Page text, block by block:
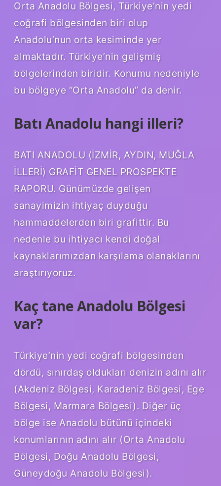
Orta Anadolu Bölgesi, Türkiye’nin yedi
coğrafi bölgesinden biri olup
Anadolu’nun orta kesiminde yer
almaktadır. Türkiye’nin gelişmiş
bölgelerinden biridir. Konumu nedeniyle
bu bölgeye “Orta Anadolu” da denir.
Batı Anadolu hangi illeri?
BATI ANADOLU (İZMİR, AYDIN, MUĞLA
İLLERİ) GRAFİT GENEL PROSPEKTE
RAPORU. Günümüzde gelişen
sanayimizin ihtiyaç duyduğu
hammaddelerden biri grafittir. Bu
nedenle bu ihtiyacı kendi doğal
kaynaklarımızdan karşılama olanaklarını
araştırıyoruz.
Kaç tane Anadolu Bölgesi
var?
Türkiye’nin yedi coğrafi bölgesinden
dördü, sınırdaş oldukları denizin adını alır
(Akdeniz Bölgesi, Karadeniz Bölgesi, Ege
Bölgesi, Marmara Bölgesi). Diğer üç
bölge ise Anadolu bütünü içindeki
konumlarının adını alır (Orta Anadolu
Bölgesi, Doğu Anadolu Bölgesi,
Güneydoğu Anadolu Bölgesi).